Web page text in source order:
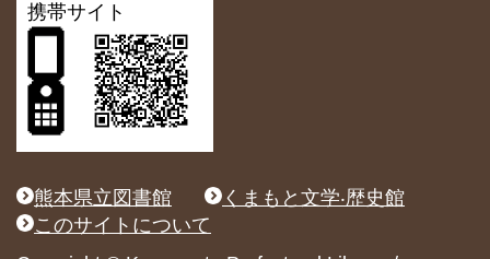
携帯サイト
熊本県立図書館
くまもと文学‧歴史館
このサイトについて